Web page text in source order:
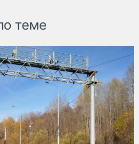
теме